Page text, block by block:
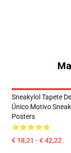
Sneakylol Tapete
Único Motivo
Posters
€ 18,21 - € 42,22